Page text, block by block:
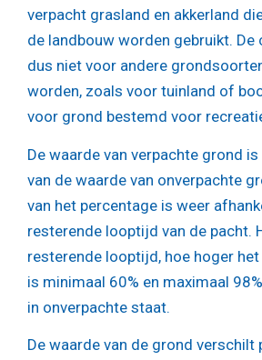
verpacht grasland en akkerland
de landbouw worden gebruikt. De
dus niet voor andere
worden, zoals voor tuinland of
voor grond bestemd voor
De waarde van verpachte grond
van de waarde van onverpachte
van het percentage is weer
resterende looptijd van de pacht.
resterende looptijd, hoe hoger
is minimaal 60% en maximaal
in onverpachte staat.
De waarde van de grond verschilt